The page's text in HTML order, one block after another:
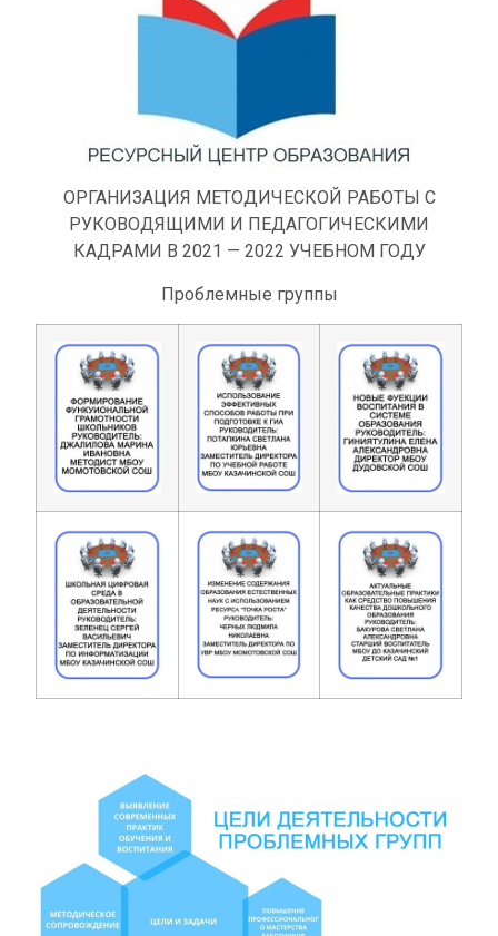
ОРГАНИЗАЦИЯ МЕТОДИЧЕСКОЙ РАБОТЫ С
РУКОВОДЯЩИМИ И ПЕДАГОГИЧЕСКИМИ
КАДРАМИ В 2021 — 2022 УЧЕБНОМ ГОДУ
Проблемные группы